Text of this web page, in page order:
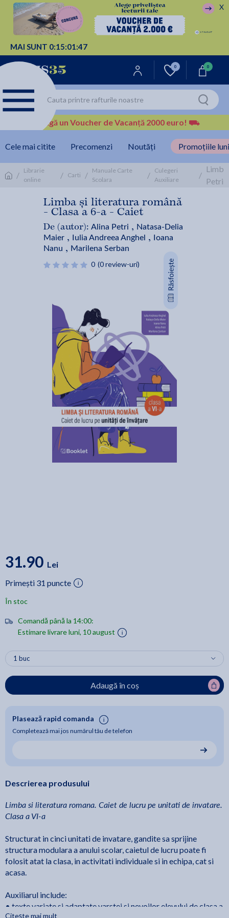
MAI SUNT 0:15:01:47
X
0 0
Câștigă un Voucher de Vacanță 2000 euro! ⛟
Cele mai citite Precomenzi Noutăți Promoțiile
/ Librarie
online
/ Carti /
Manuale Carte
Scolara
/
Culegeri
Auxiliare
/
Petri,
Limba și literatura română
- Clasa a 6-a - Caiet
De (autor): Alina Petri , Natasa-Delia
Maier, Iulia Andreea Anghel , Ioana
Nanu , Marilena Serban
0 (0 review-uri)
31.90 Lei
Primești 31 puncte
În stoc
Comandă până la 14:00:
Estimare livrare luni, 10 august
Adaugă în coș
Plasează rapid comanda
Completează mai jos numărul tău de telefon
Descrierea produsului
Limba si literatura romana. Caiet de lucru pe unitati de invatare.
Clasa a VI-a
Structurat in cinci unitati de invatare, gandite sa sprijine
structura modulara a anului scolar, caietul de lucru poate fi
folosit atat la clasa, in activitati individuale si in echipa, cat si
acasa.
Auxiliarul include:
• texte variate si adaptate varstei si nevoilor elevului de clasa a
Citește mai mult